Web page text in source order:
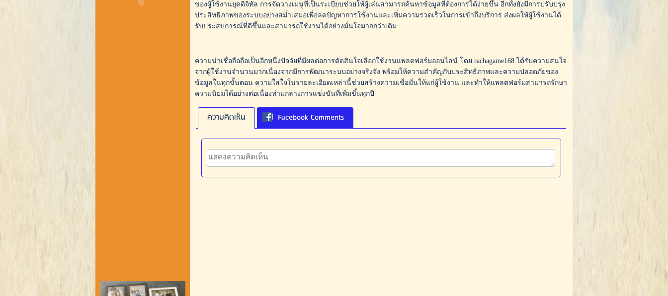
ของผู้ใช้งานยุคดิจิทัล การจัดวางเมนูที่เป็นระเบียบช่วยให้ผู้เล่นสามารถค้นหาข้อมูลที่ต้องการได้ง่ายขึ้น อีกทั้งยังมีการปรับปรุง
ประสิทธิภาพของระบบอย่างสม่ำเสมอเพื่อลดปัญหาการใช้งานและเพิ่มความรวดเร็วในการเข้าถึงบริการ ส่งผลให้ผู้ใช้งานได้
รับประสบการณ์ที่ดีขึ้นและสามารถใช้งานได้อย่างมั่นใจมากกว่าเดิม
ความน่าเชื่อถือถือเป็นอีกหนึ่งปัจจัยที่มีผลต่อการตัดสินใจเลือกใช้งานแพลตฟอร์มออนไลน์ โดย rachagame168 ได้รับความสนใจ
จากผู้ใช้งานจำนวนมากเนื่องจากมีการพัฒนาระบบอย่างจริงจัง พร้อมให้ความสำคัญกับประสิทธิภาพและความปลอดภัยของ
ข้อมูลในทุกขั้นตอน ความใส่ใจในรายละเอียดเหล่านี้ช่วยสร้างความเชื่อมั่นให้แก่ผู้ใช้งาน และทำให้แพลตฟอร์มสามารถรักษา
ความนิยมได้อย่างต่อเนื่องท่ามกลางการแข่งขันที่เพิ่มขึ้นทุกปี
ความคิดเห็น Facebook Comments